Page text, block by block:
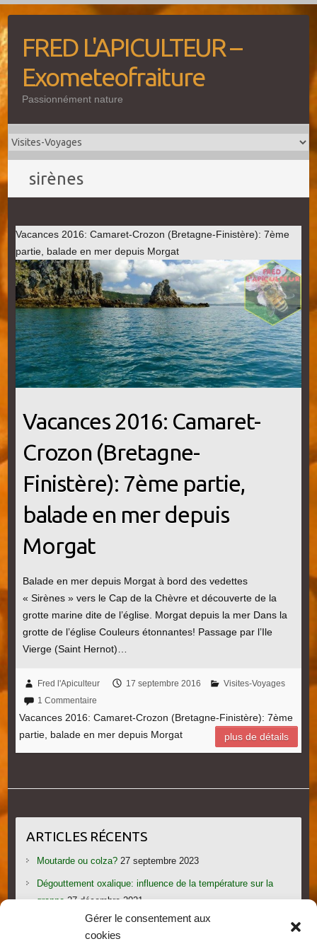
Gérer le consentement aux
cookies
to
contentFRED L'APICULTEUR –
Exometeofraiture
Passionnément nature
sirènes
Vacances 2016: Camaret-Crozon (Bretagne-Finistère): 7ème
partie, balade en mer depuis Morgat
Vacances 2016: Camaret-
Crozon (Bretagne-
Finistère): 7ème partie,
balade en mer depuis
Morgat
Balade en mer depuis Morgat à bord des vedettes
« Sirènes » vers le Cap de la Chèvre et découverte de la
grotte marine dite de l’église. Morgat depuis la mer Dans la
grotte de l’église Couleurs étonnantes! Passage par l’Ile
Vierge (Saint Hernot)…
Fred l'Apiculteur 17 septembre 2016
Visites-Voyages
1 Commentaire
Vacances 2016: Camaret-Crozon (Bretagne-Finistère): 7ème
partie, balade en mer depuis Morgat
plus de détails
ARTICLES RÉCENTS
Moutarde ou colza? 27 septembre 2023
Dégouttement oxalique: influence de la température sur la
grappe 27 décembre 2021
Le candi provoque l’essaimage: vraiment?